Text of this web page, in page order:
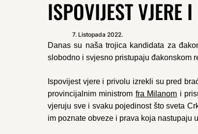
ISPOVIJEST
7. Listopada 2022.
Danas su naša trojica kandidata za
slobodno i svjesno pristupaju đakonskom
Ispovijest vjere i privolu izrekli su pred
provincijalnim ministrom fra Milanom i
vjeruju sve i svaku pojedinost što sveta
im poznate obveze i prava koja nastupaju